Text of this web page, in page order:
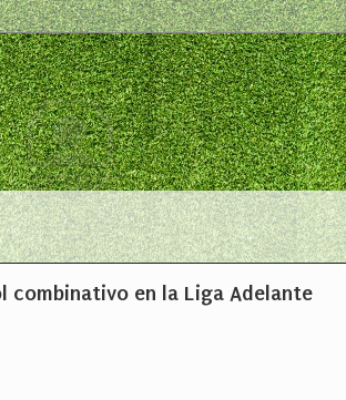
combinativo en la Liga Adelante